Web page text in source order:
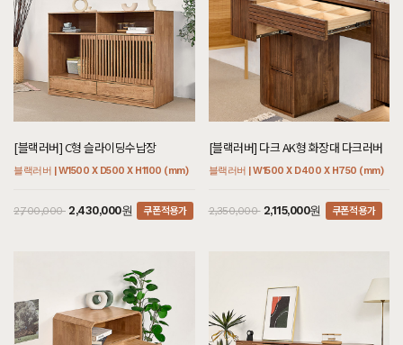
[블랙러버] C형 슬라이딩수납장
블랙러버 | W1500 X D500 X H1100 (mm)
2,700,000 2,430,000원 쿠폰적용가
[블랙러버] 다크 AK형 화장대 다크러버
블랙러버 | W1500 X D400 X H750 (mm)
2,350,000 2,115,000원 쿠폰적용가